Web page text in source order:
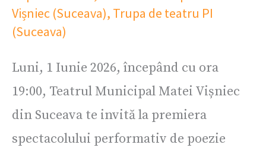
Vișniec (Suceava), Trupa de teatru PI
(Suceava)
Luni, 1 Iunie 2026, începând cu ora
19:00, Teatrul Municipal Matei Vișniec
din Suceava te invită la premiera
spectacolului performativ de poezie